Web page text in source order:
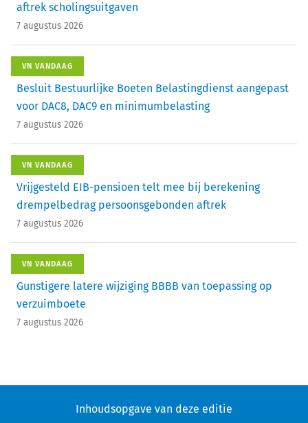
aftrek scholingsuitgaven
7 augustus 2026
VN VANDAAG
Besluit Bestuurlijke Boeten Belastingdienst aangepast
voor DAC8, DAC9 en minimumbelasting
7 augustus 2026
VN VANDAAG
Vrijgesteld EIB-pensioen telt mee bij berekening
drempelbedrag persoonsgebonden aftrek
7 augustus 2026
VN VANDAAG
Gunstigere latere wijziging BBBB van toepassing op
verzuimboete
7 augustus 2026
Inhoudsopgave van deze editie